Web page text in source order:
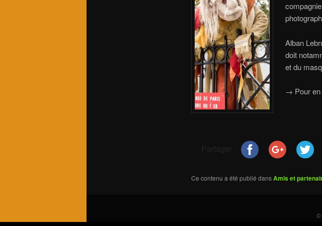
Alban
doit
et du
→ Pour
Partager :
Ce contenu a été publié dansAmis et
©